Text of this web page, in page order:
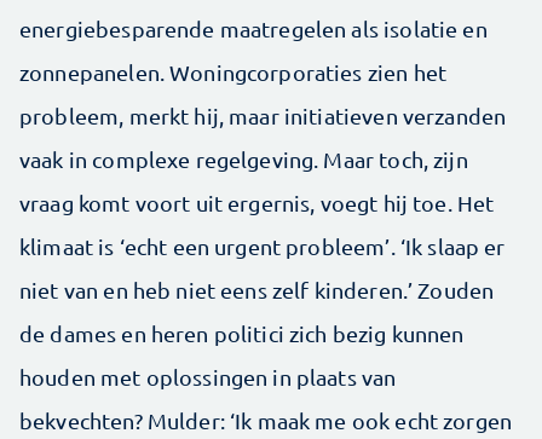
energiebesparende maatregelen als isolatie en
zonnepanelen. Woningcorporaties zien het
probleem, merkt hij, maar initiatieven verzanden
vaak in complexe regelgeving. Maar toch, zijn
vraag komt voort uit ergernis, voegt hij toe. Het
klimaat is ‘echt een urgent probleem’. ‘Ik slaap er
niet van en heb niet eens zelf kinderen.’ Zouden
de dames en heren politici zich bezig kunnen
houden met oplossingen in plaats van
bekvechten? Mulder: ‘Ik maak me ook echt zorgen